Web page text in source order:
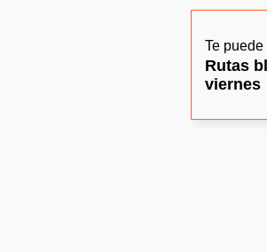
Te puede
Rutas
viernes